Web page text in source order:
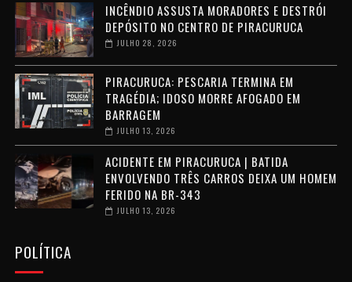
INCÊNDIO ASSUSTA MORADORES E DESTRÓI
DEPÓSITO NO CENTRO DE PIRACURUCA
JULHO 28, 2026
PIRACURUCA: PESCARIA TERMINA EM
TRAGÉDIA; IDOSO MORRE AFOGADO EM
BARRAGEM
JULHO 13, 2026
ACIDENTE EM PIRACURUCA | BATIDA
ENVOLVENDO TRÊS CARROS DEIXA UM HOMEM
FERIDO NA BR-343
JULHO 13, 2026
POLÍTICA